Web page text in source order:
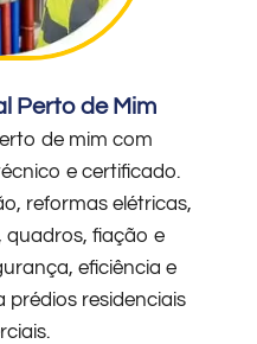
Perto de Mim
de mim com
e certificado.
reformas elétricas,
quadros, fiação e
eficiência e
residenciais